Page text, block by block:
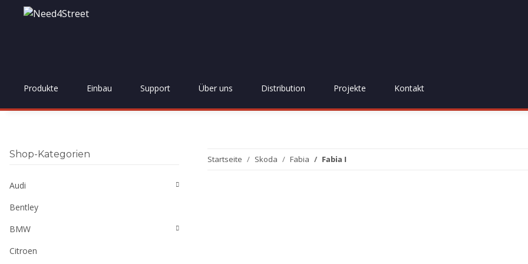
Produkte Einbau Support Über uns Distribution Projekte Kontakt
Startseite Skoda Fabia Fabia I
Shop-Kategorien
Audi
Bentley
BMW
Citroen